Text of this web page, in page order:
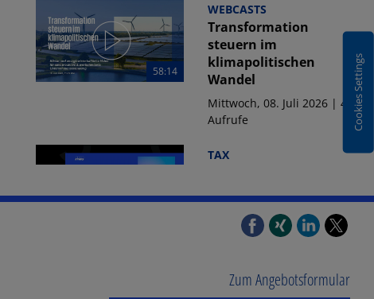
58:14
WEBCASTS
Transformation
steuern im
klimapolitischen
Wandel
Mittwoch, 08. Juli 2026 | 40
Aufrufe
TAX
Spannungsfeld von...
Mittwoch, 08. Juli 2026 | 51
WEBCASTS
Cookies Settings
Zum Angebotsformular